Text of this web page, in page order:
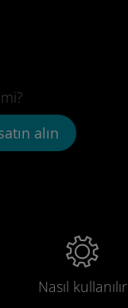
alın
Nasıl kullanılır